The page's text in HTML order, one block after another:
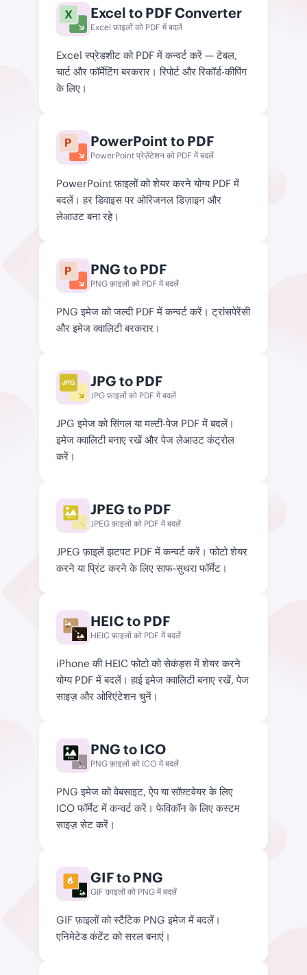
Excel to PDF Converter
Excel फ़ाइलों को PDF में बदलें
Excel स्प्रेडशीट को PDF में कन्वर्ट करें — टेबल,
चार्ट और फॉर्मेटिंग बरकरार। रिपोर्ट और रिकॉर्ड-कीपिंग
के लिए।
PowerPoint to PDF
PowerPoint प्रेज़ेंटेशन को PDF में बदलें
PowerPoint फ़ाइलों को शेयर करने योग्य PDF में
बदलें। हर डिवाइस पर ओरिजनल डिज़ाइन और
लेआउट बना रहे।
PNG to PDF
PNG फ़ाइलों को PDF में बदलें
PNG इमेज को जल्दी PDF में कन्वर्ट करें। ट्रांसपेरेंसी
और इमेज क्वालिटी बरकरार।
JPG to PDF
JPG फ़ाइलों को PDF में बदलें
JPG इमेज को सिंगल या मल्टी-पेज PDF में बदलें।
इमेज क्वालिटी बनाए रखें और पेज लेआउट कंट्रोल
करें।
JPEG
JPEG to PDF
JPEG फ़ाइलों को PDF में बदलें
JPEG फ़ाइलें झटपट PDF में कन्वर्ट करें। फोटो शेयर
करने या प्रिंट करने के लिए साफ-सुथरा फॉर्मेट।
PNG
HEIC to PDF
HEIC फ़ाइलों को PDF में बदलें
iPhone की HEIC फोटो को सेकंड्स में शेयर करने
योग्य PDF में बदलें। हाई इमेज क्वालिटी बनाए रखें, पेज
साइज़ और ओरिएंटेशन चुनें।
PNG
.ico
PNG to ICO
PNG फ़ाइलों को ICO में बदलें
PNG इमेज को वेबसाइट, ऐप या सॉफ़्टवेयर के लिए
ICO फॉर्मेट में कन्वर्ट करें। फेविकॉन के लिए कस्टम
साइज़ सेट करें।
PNG
GIF to PNG
GIF फ़ाइलों को PNG में बदलें
GIF फ़ाइलों को स्टैटिक PNG इमेज में बदलें।
एनिमेटेड कंटेंट को सरल बनाएं।